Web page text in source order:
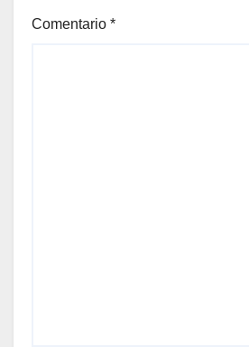
Comentario *